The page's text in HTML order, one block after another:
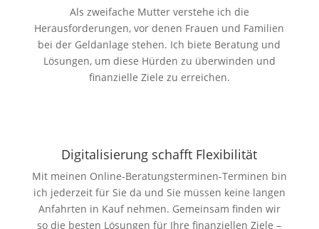
Als zweifache Mutter verstehe ich die
Herausforderungen, vor denen Frauen und Familien
bei der Geldanlage stehen. Ich biete Beratung und
Lösungen, um diese Hürden zu überwinden und
finanzielle Ziele zu erreichen.
Digitali­sierung schafft Flexibilität
Mit meinen Online-Beratungsterminen-Terminen bin
ich jederzeit für Sie da und Sie müssen keine langen
Anfahrten in Kauf nehmen. Gemeinsam finden wir
so die besten Lösungen für Ihre finanziellen Ziele –